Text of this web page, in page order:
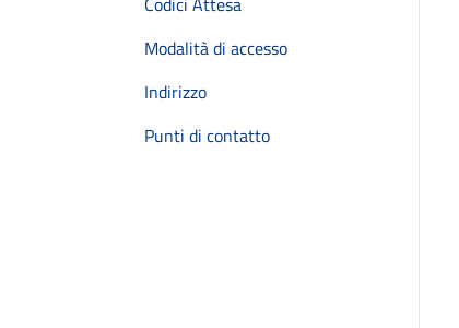
Modalità di accesso
Indirizzo
Punti di contatto